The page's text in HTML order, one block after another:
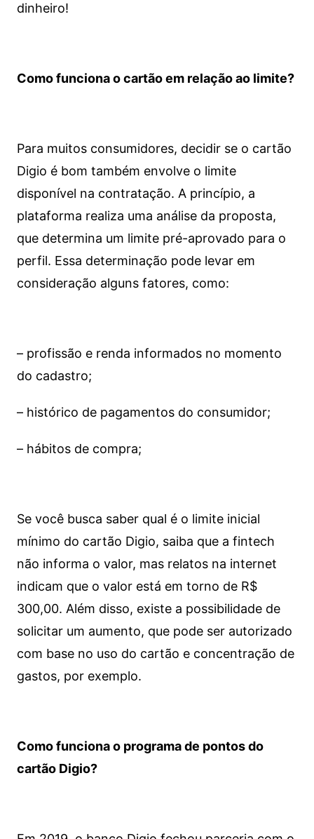
dinheiro!
Como funciona o cartão em relação ao limite?
Para muitos consumidores, decidir se o cartão
Digio é bom também envolve o limite
disponível na contratação. A princípio, a
plataforma realiza uma análise da proposta,
que determina um limite pré-aprovado para o
perfil. Essa determinação pode levar em
consideração alguns fatores, como:
– profissão e renda informados no momento
do cadastro;
– histórico de pagamentos do consumidor;
– hábitos de compra;
Se você busca saber qual é o limite inicial
mínimo do cartão Digio, saiba que a fintech
não informa o valor, mas relatos na internet
indicam que o valor está em torno de R$
300,00. Além disso, existe a possibilidade de
solicitar um aumento, que pode ser autorizado
com base no uso do cartão e concentração de
gastos, por exemplo.
Como funciona o programa de pontos do
cartão Digio?